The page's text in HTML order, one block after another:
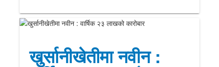
खुर्सानीखेतीमा नवीन :